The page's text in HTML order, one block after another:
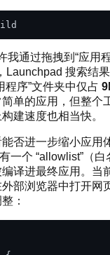
我通过拖拽到“应用
Launchpad 搜索结
程序”文件夹中仅占
单的应用，但整个
建速度也相当快。
否进一步缩小应用
一个 “allowlist”（
译进最终应用。当
部浏览器中打开网
：